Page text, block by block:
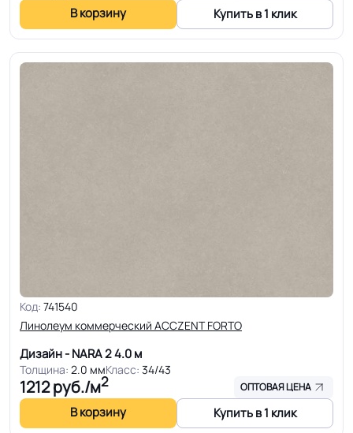
В корзину Купить в 1 клик
Код: 741540
Линолеум коммерческий ACCZENT FORTO
Дизайн - NARA 24.0 м
Толщина: 2.0 ммКласс: 34/43
1212руб./м2 ОПТОВАЯ ЦЕНА
В корзину Купить в 1 клик